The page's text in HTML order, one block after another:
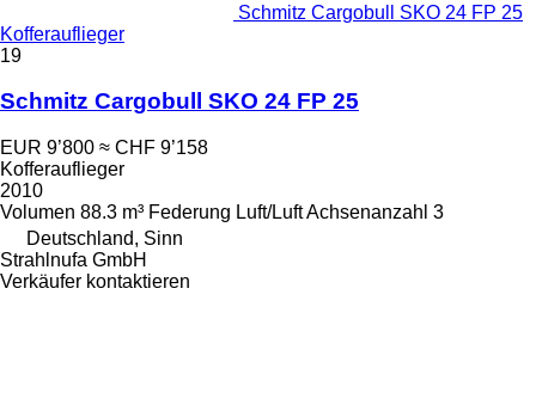
Schmitz Cargobull SKO 24 FP 25
Kofferauflieger
19
Schmitz Cargobull SKO 24 FP 25
EUR 9’800 ≈ CHF 9’158
Kofferauflieger
2010
Volumen 88.3 m³ Federung Luft/LuftAchsenanzahl 3
Deutschland, Sinn
Strahlnufa GmbH
Verkäufer kontaktieren